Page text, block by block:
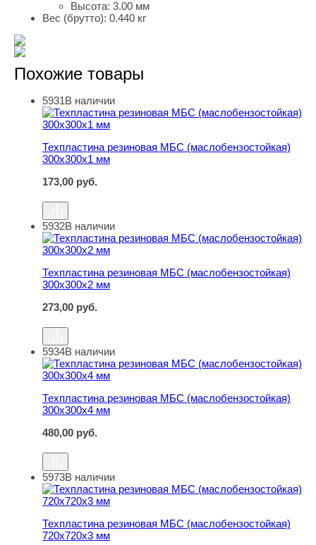
Высота: 3.00 мм
Вес (брутто): 0.440 кг
Похожие товары
Техпластина резиновая МБС (маслобензостойкая)
5931В наличии
Техпластина резиновая МБС (маслобензостойкая)
300х300х1 мм
173,00 руб.
Техпластина резиновая МБС (маслобензостойкая)
5932В наличии
Техпластина резиновая МБС (маслобензостойкая)
300х300х2 мм
273,00 руб.
Техпластина резиновая МБС (маслобензостойкая)
5934В наличии
Техпластина резиновая МБС (маслобензостойкая)
300х300х4 мм
480,00 руб.
Техпластина резиновая МБС (маслобензостойкая)
5973В наличии
Техпластина резиновая МБС (маслобензостойкая)
720х720х3 мм